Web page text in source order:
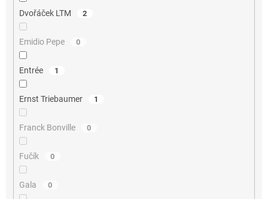
Dvořáček LTM 2
Emidio Pepe 0
Entrée 1
Ernst Triebaumer 1
Franck Bonville 0
Fučík 0
Gala 0